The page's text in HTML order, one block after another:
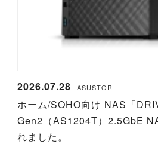
2026.07.28 ASUSTOR
ホーム/SOHO向け NAS「
Gen2（AS1204T）2.5GbE
れました。